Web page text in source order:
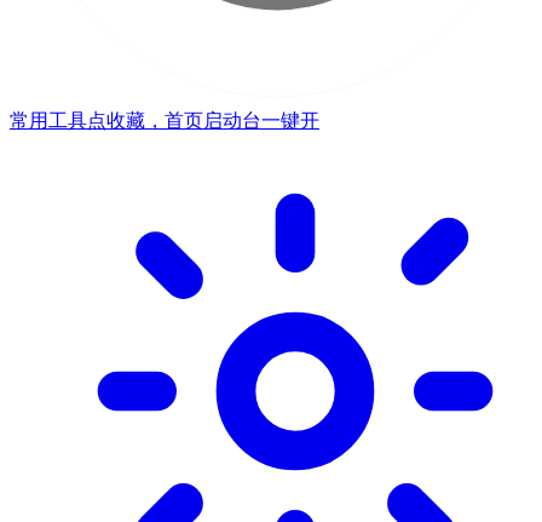
常用工具点收藏，首页启动台一键开